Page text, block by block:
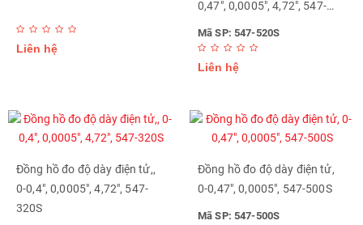
Liên hệ
0,47", 0,0005", 4,72", 547-
520S
Mã SP: 547-520S
Liên hệ
Đồng hồ đo độ dày điện tử,,
0-0,4", 0,0005", 4,72", 547-
320S
Đồng hồ đo độ dày điện tử,
0-0,47", 0,0005", 547-500S
Mã SP: 547-500S